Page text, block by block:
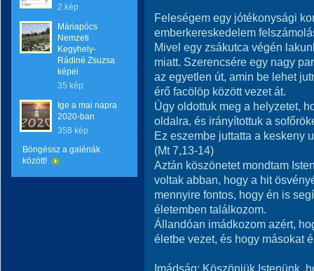
2 kép
Máriapócs
Nemzeti
Kegyhely-
Rádiné Zsuzsa
képei
35 kép
Ige a mai napra
2020-ban
358 kép
Böngéssz a galériák
között!
Feleségem egy jótékonysági
emberkereskedelem
Mivel egy zsákutca végén
miatt. Szerencsére egy nagy
az egyetlen út, amin be lehet
érő facölöp között vezet át.
Úgy oldottuk meg a helyzetet,
oldalra, és irányítottuk a
Ez eszembe juttatta a keskeny
(Mt 7,13-14)
Aztán köszönetet mondtam
voltak abban, hogy a hit
mennyire fontos, hogy én is
életemben találkozom.
Állandóan imádkozom azért,
életbe vezet, és hogy másokat
Imádság: Köszönjük Istenünk,